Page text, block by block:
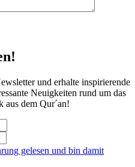
und erhalte inspirierende
Neuigkeiten rund um das
aus dem Qur´an!
gelesen und bin damit